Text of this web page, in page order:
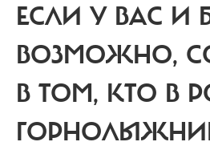
ЕСЛИ У ВАС И
ВОЗМОЖНО,
В ТОМ, КТО В